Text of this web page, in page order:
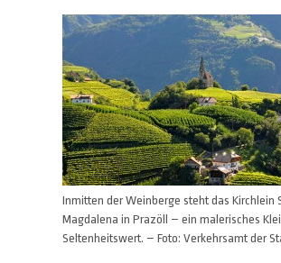
Inmitten der Weinberge steht das Kirchlein
Magdalena in Prazöll – ein malerisches
Seltenheitswert. – Foto: Verkehrsamt der